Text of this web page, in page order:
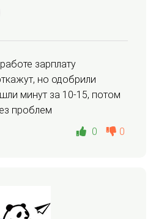
зарплату
но одобрили
минут за 10-15, потом
проблем
0
0